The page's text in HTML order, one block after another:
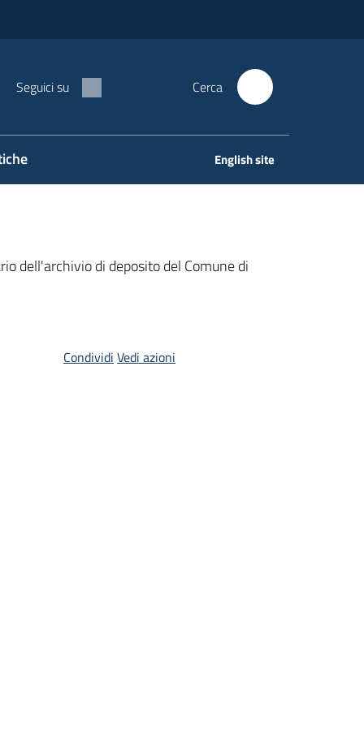
Seguici su Cerca
English site
dell'archivio di deposito del Comune di
Condividi Vedi azioni